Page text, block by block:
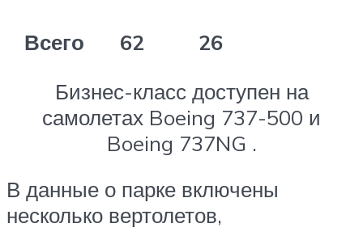
Всего 62
26
Бизнес-класс доступен на
самолетах Boeing 737-500 и
Boeing 737NG .
В данные о парке включены
несколько вертолетов,